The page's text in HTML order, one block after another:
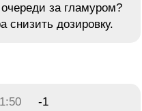
за гламуром?
снизить дозировку.
-1